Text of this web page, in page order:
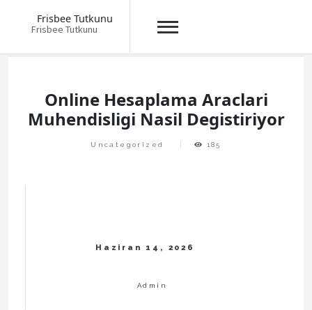
Frisbee Tutkunu
Frisbee Tutkunu
Online Hesaplama Araclari
Muhendisligi Nasil Degistiriyor
Uncategorized 185